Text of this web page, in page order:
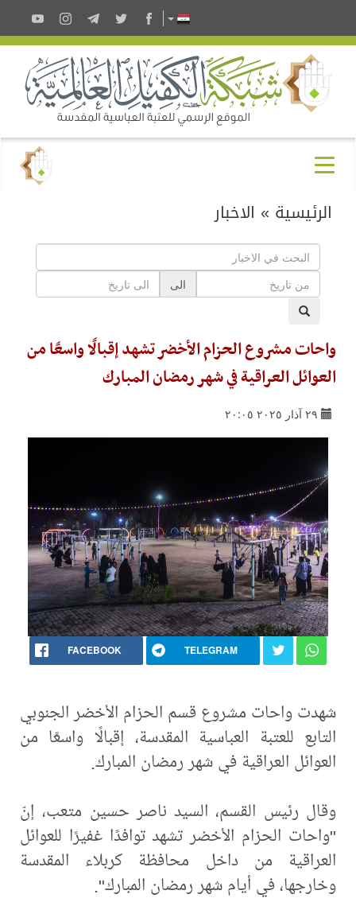
الرئيسية » الاخبار
الى
واحات مشروع الحزام الأخضر تشهد إقبالًا واسعًا من
العوائل العراقية في شهر رمضان المبارك
٢٩ آذار ٢٠٢٥ ٢٠:٠٥
FACEBOOK TELEGRAM
شهدت واحات مشروع قسم الحزام الأخضر الجنوبي
التابع للعتبة العباسية المقدسة، إقبالًا واسعًا من
العوائل العراقية في شهر رمضان المبارك.
وقال رئيس القسم، السيد ناصر حسين متعب، إنّ
"واحات الحزام الأخضر تشهد توافدًا غفيرًا للعوائل
العراقية من داخل محافظة كربلاء المقدسة
وخارجها، في أيام شهر رمضان المبارك".